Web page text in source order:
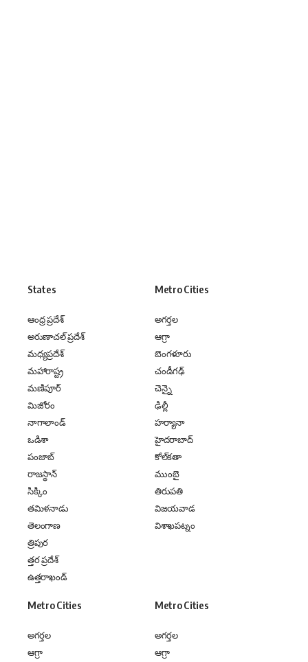
States
ఆంధ్ర ప్రదేశ్
అరుణాచల్ ప్రదేశ్
మధ్యప్రదేశ్
మహారాష్ట్ర
మణిపూర్
మిజోరం
నాగాలాండ్
ఒడిశా
పంజాబ్
రాజస్థాన్
సిక్కిం
తమిళనాడు
తెలంగాణ
త్రిపుర
త్తర ప్రదేశ్
ఉత్తరాఖండ్
Metro Cities
అగర్తల
ఆగ్రా
బెంగళూరు
చండీగఢ్
చెన్నై
ఢిల్లీ
హర్యానా
హైదరాబాద్
కోల్‌కతా
ముంబై
తిరుపతి
విజయవాడ
విశాఖపట్నం
Metro Cities
అగర్తల
ఆగ్రా
Metro Cities
అగర్తల
ఆగ్రా